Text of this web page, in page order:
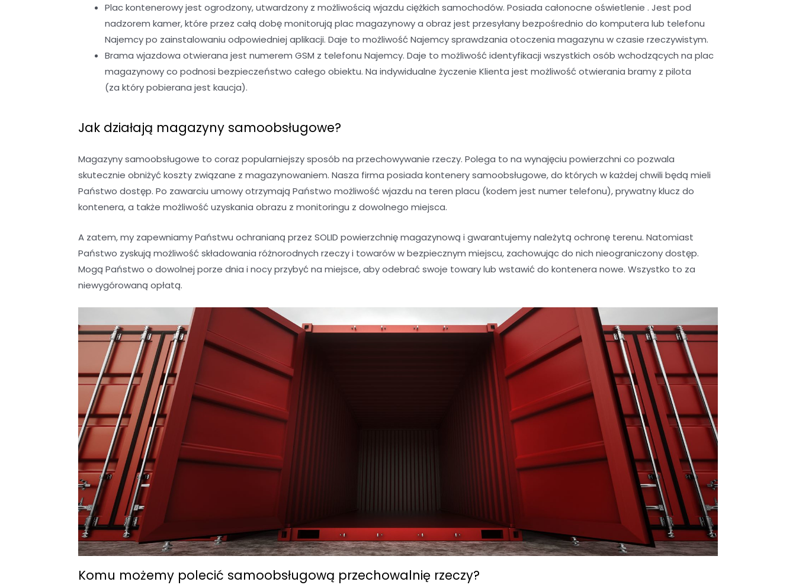
Plac kontenerowy jest ogrodzony, utwardzony z możliwością wjazdu ciężkich samochodów. Posiada całonocne oświetlenie . Jest pod
nadzorem kamer, które przez całą dobę monitorują plac magazynowy a obraz jest przesyłany bezpośrednio do komputera lub telefonu
Najemcy po zainstalowaniu odpowiedniej aplikacji. Daje to możliwość Najemcy sprawdzania otoczenia magazynu w czasie rzeczywistym.
Brama wjazdowa otwierana jest numerem GSM z telefonu Najemcy. Daje to możliwość identyfikacji wszystkich osób wchodzących na plac
magazynowy co podnosi bezpieczeństwo całego obiektu. Na indywidualne życzenie Klienta jest możliwość otwierania bramy z pilota
(za który pobierana jest kaucja).
Jak działają magazyny samoobsługowe?
Magazyny samoobsługowe to coraz popularniejszy sposób na przechowywanie rzeczy. Polega to na wynajęciu powierzchni co pozwala
skutecznie obniżyć koszty związane z magazynowaniem. Nasza firma posiada kontenery samoobsługowe, do których w każdej chwili będą mieli
Państwo dostęp. Po zawarciu umowy otrzymają Państwo możliwość wjazdu na teren placu (kodem jest numer telefonu), prywatny klucz do
kontenera, a także możliwość uzyskania obrazu z monitoringu z dowolnego miejsca.
A zatem, my zapewniamy Państwu ochranianą przez SOLID powierzchnię magazynową i gwarantujemy należytą ochronę terenu. Natomiast
Państwo zyskują możliwość składowania różnorodnych rzeczy i towarów w bezpiecznym miejscu, zachowując do nich nieograniczony dostęp.
Mogą Państwo o dowolnej porze dnia i nocy przybyć na miejsce, aby odebrać swoje towary lub wstawić do kontenera nowe. Wszystko to za
niewygórowaną opłatą.
Komu możemy polecić samoobsługową przechowalnię rzeczy?